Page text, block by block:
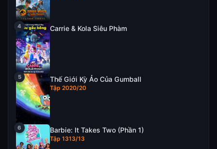
Carrie & Kola Siêu Phàm
Thế Giới Kỳ Ảo Của Gumball
Tập 2020/20
Barbie: It Takes Two (Phần 1)
Tập 1313/13